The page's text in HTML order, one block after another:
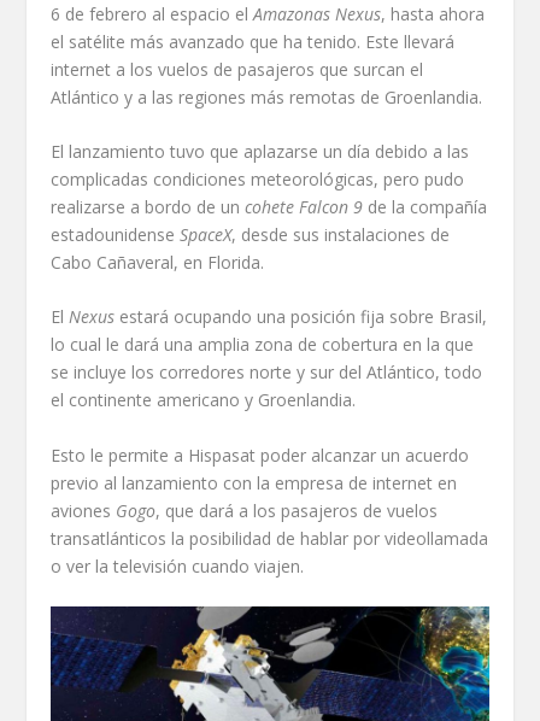
6 de febrero al espacio elAmazonas Nexus, hasta ahora
el satélite más avanzado que ha tenido. Este llevará
internet a los vuelos de pasajeros que surcan el
Atlántico y a las regiones más remotas de Groenlandia.
El lanzamiento tuvo que aplazarse un día debido a las
complicadas condiciones meteorológicas, pero pudo
realizarse a bordo de uncohete Falcon 9 de la compañía
estadounidenseSpaceX, desde sus instalaciones de
Cabo Cañaveral, en Florida.
ElNexus estará ocupando una posición fija sobre Brasil,
lo cual le dará una amplia zona de cobertura en la que
se incluye los corredores norte y sur del Atlántico, todo
el continente americano y Groenlandia.
Esto le permite a Hispasat poder alcanzar un acuerdo
previo al lanzamiento con la empresa de internet en
aviones Gogo, que dará a los pasajeros de vuelos
transatlánticos la posibilidad de hablar por videollamada
o ver la televisión cuando viajen.